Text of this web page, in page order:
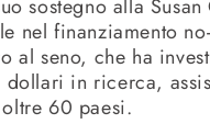
sostegno alla Susan
nel finanziamento
al seno, che ha
in ricerca,
60 paesi.